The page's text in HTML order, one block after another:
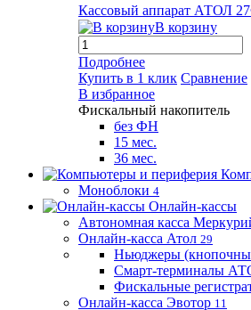
Кассовый аппарат АТОЛ
В корзину
Подробнее
Купить в 1 клик Сравнение
В избранное
Фискальный накопитель
без ФН
15 мес.
36 мес.
Моноблоки 4
Онлайн-кассы
Автономная касса
Онлайн-касса Атол 29
Ньюджеры
Смарт-терминалы
Фискальные
Онлайн-касса Эвотор 11